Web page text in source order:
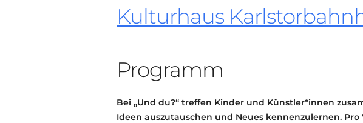
KONTAKT
Kulturhaus
Programm
Bei „Und du?“ treffen Kinder und Künstler*innen
Ideen auszutauschen und Neues kennenzulernen.